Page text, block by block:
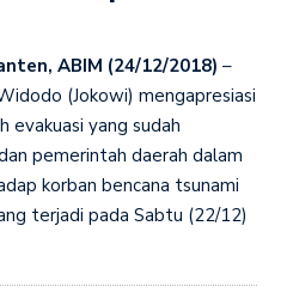
ABIM (24/12/2018) –
(Jokowi) mengapresiasi
evakuasi yang sudah
pemerintah daerah dalam
korban bencana tsunami
terjadi pada Sabtu (22/12)